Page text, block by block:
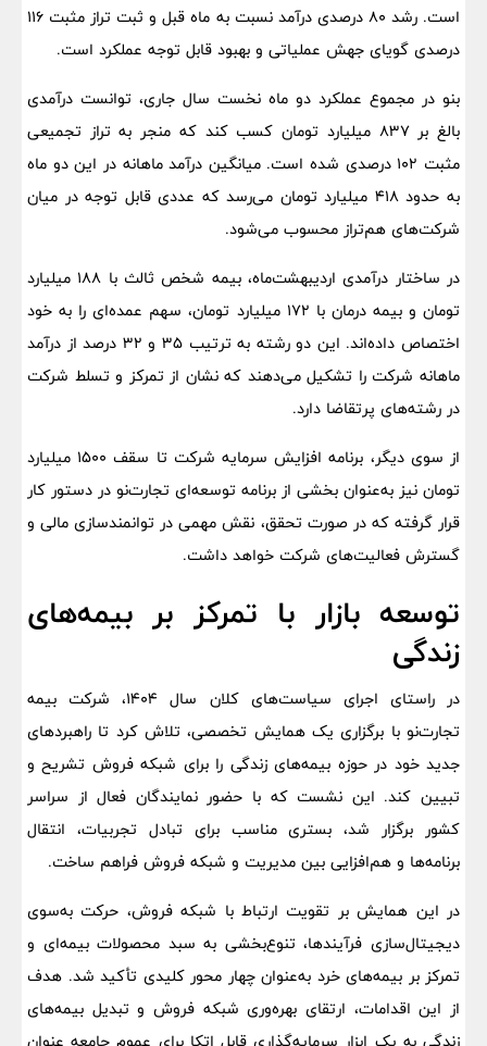
است. رشد ۸۰ درصدی درآمد نسبت به ماه قبل و ثبت تراز مثبت ۱۱۶
درصدی گویای جهش عملیاتی و بهبود قابل توجه عملکرد است.
بنو در مجموع عملکرد دو ماه نخست سال جاری، توانست درآمدی
بالغ بر ۸۳۷ میلیارد تومان کسب کند که منجر به تراز تجمیعی
مثبت ۱۰۲ درصدی شده است. میانگین درآمد ماهانه در این دو ماه
به حدود ۴۱۸ میلیارد تومان می‌رسد که عددی قابل توجه در میان
شرکت‌های هم‌تراز محسوب می‌شود.
در ساختار درآمدی اردیبهشت‌ماه، بیمه شخص ثالث با ۱۸۸ میلیارد
تومان و بیمه درمان با ۱۷۲ میلیارد تومان، سهم عمده‌ای را به خود
اختصاص داده‌اند. این دو رشته به ترتیب ۳۵ و ۳۲ درصد از درآمد
ماهانه شرکت را تشکیل می‌دهند که نشان از تمرکز و تسلط شرکت
در رشته‌های پرتقاضا دارد.
از سوی دیگر، برنامه افزایش سرمایه شرکت تا سقف ۱۵۰۰ میلیارد
تومان نیز به‌عنوان بخشی از برنامه توسعه‌ای تجارت‌نو در دستور کار
قرار گرفته که در صورت تحقق، نقش مهمی در توانمندسازی مالی و
گسترش فعالیت‌های شرکت خواهد داشت.
توسعه بازار با تمرکز بر بیمه‌های
زندگی
در راستای اجرای سیاست‌های کلان سال ۱۴۰۴، شرکت بیمه
تجارت‌نو با برگزاری یک همایش تخصصی، تلاش کرد تا راهبردهای
جدید خود در حوزه بیمه‌های زندگی را برای شبکه فروش تشریح و
تبیین کند. این نشست که با حضور نمایندگان فعال از سراسر
کشور برگزار شد، بستری مناسب برای تبادل تجربیات، انتقال
برنامه‌ها و هم‌افزایی بین مدیریت و شبکه فروش فراهم ساخت.
در این همایش بر تقویت ارتباط با شبکه فروش، حرکت به‌سوی
دیجیتال‌سازی فرآیندها، تنوع‌بخشی به سبد محصولات بیمه‌ای و
تمرکز بر بیمه‌های خرد به‌عنوان چهار محور کلیدی تأکید شد. هدف
از این اقدامات، ارتقای بهره‌وری شبکه فروش و تبدیل بیمه‌های